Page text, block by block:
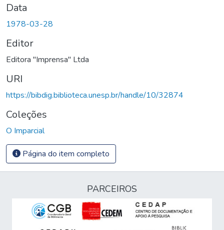
Data
1978-03-28
Editor
Editora "Imprensa" Ltda
URI
https://bibdig.biblioteca.unesp.br/handle/10/32874
Coleções
O Imparcial
Página do item completo
PARCEIROS